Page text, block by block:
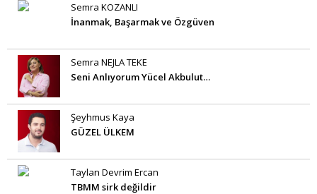
Semra KOZANLI
İnanmak, Başarmak ve Özgüven
Semra NEJLA TEKE
Seni Anlıyorum Yücel Akbulut…
Şeyhmus Kaya
GÜZEL ÜLKEM
Taylan Devrim Ercan
TBMM sirk değildir